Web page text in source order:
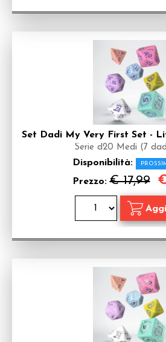
Set Dadi My Very First Set -
Serie d20 Medi (7
Disponibilità:
Prezzo:€ 17,99